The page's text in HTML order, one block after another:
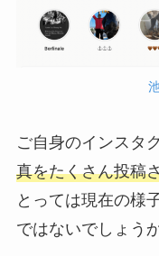
ご自身のインスタ
真をたくさん投稿
とっては現在の様
ではないでしょうか